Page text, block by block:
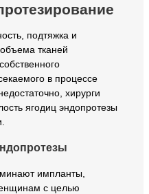
подтяжка и
тканей
в процессе
хирурги
ягодиц эндопротезы
импланты,
с целью